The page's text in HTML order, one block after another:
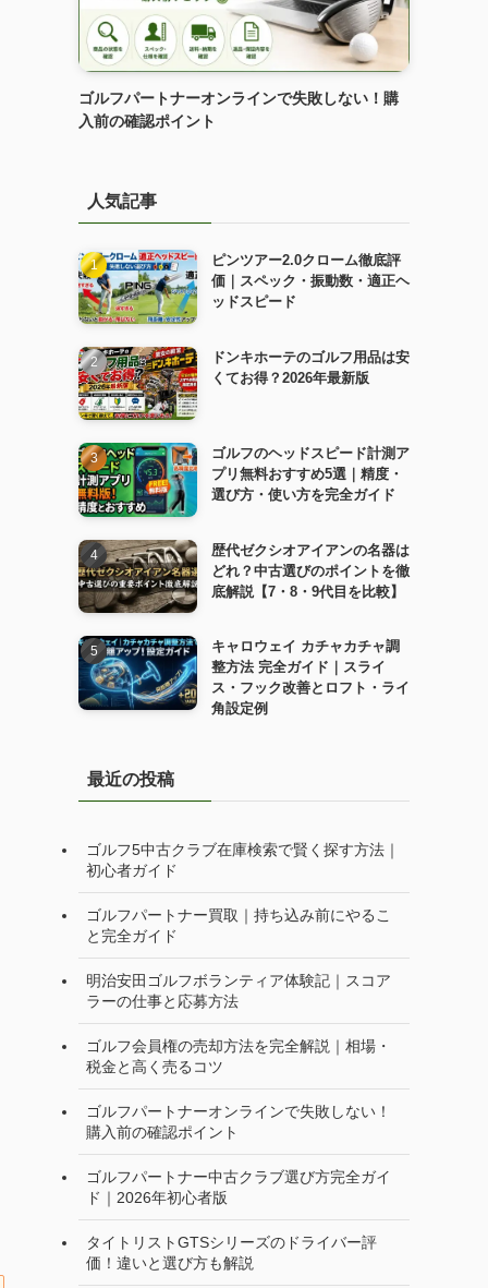
ゴルフパートナーオンラインで失敗しない！購
入前の確認ポイント
人気記事
ピンツアー2.0クローム徹底評
価｜スペック・振動数・適正ヘ
ッドスピード
ドンキホーテのゴルフ用品は安
くてお得？2026年最新版
ゴルフのヘッドスピード計測ア
プリ無料おすすめ5選｜精度・
選び方・使い方を完全ガイド
歴代ゼクシオアイアンの名器は
どれ？中古選びのポイントを徹
底解説【7・8・9代目を比較】
キャロウェイ カチャカチャ調
整方法 完全ガイド｜スライ
ス・フック改善とロフト・ライ
角設定例
最近の投稿
ゴルフ5中古クラブ在庫検索で賢く探す方法｜
初心者ガイド
ゴルフパートナー買取｜持ち込み前にやるこ
と完全ガイド
明治安田ゴルフボランティア体験記｜スコア
ラーの仕事と応募方法
ゴルフ会員権の売却方法を完全解説｜相場・
税金と高く売るコツ
ゴルフパートナーオンラインで失敗しない！
購入前の確認ポイント
ゴルフパートナー中古クラブ選び方完全ガイ
ド｜2026年初心者版
タイトリストGTSシリーズのドライバー評
価！違いと選び方も解説